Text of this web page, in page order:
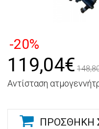
-20%
119,04€
Αντίσταση
ΠΡΟΣΘΉΚΗ